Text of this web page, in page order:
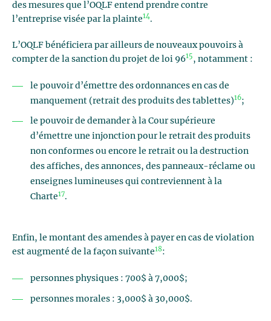
des mesures que l’OQLF entend prendre contre
l’entreprise visée par la plainte14.
L’OQLF bénéficiera par ailleurs de nouveaux pouvoirs à
compter de la sanction du projet de loi 9615 , notamment :
le pouvoir d’émettre des ordonnances en cas de
manquement (retrait des produits des tablettes)16;
le pouvoir de demander à la Cour supérieure
d’émettre une injonction pour le retrait des produits
non conformes ou encore le retrait ou la destruction
des affiches, des annonces, des panneaux-réclame ou
enseignes lumineuses qui contreviennent à la
Charte17.
Enfin, le montant des amendes à payer en cas de violation
est augmenté de la façon suivante18:
personnes physiques : 700$ à 7,000$;
personnes morales : 3,000$ à 30,000$.